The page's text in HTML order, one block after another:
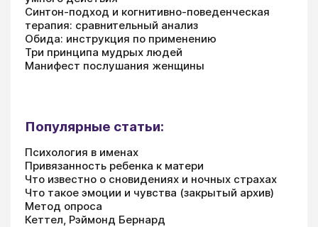
Синтон-подход и когнитивно-поведенческая
терапия: сравнительный анализ
Обида: инструкция по применению
Три принципа мудрых людей
Манифест послушания женщины
Популярные статьи:
Психология в именах
Привязанность ребенка к матери
Что известно о сновидениях и ночных страхах
Что такое эмоции и чувства (закрытый архив)
Метод опроса
Кеттел, Рэймонд Бернард